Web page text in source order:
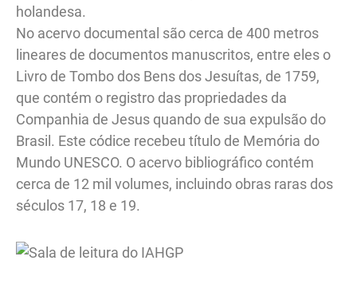
holandesa.
No acervo documental são cerca de 400 metros
lineares de documentos manuscritos, entre eles o
Livro de Tombo dos Bens dos Jesuítas, de 1759,
que contém o registro das propriedades da
Companhia de Jesus quando de sua expulsão do
Brasil. Este códice recebeu título de Memória do
Mundo UNESCO. O acervo bibliográfico contém
cerca de 12 mil volumes, incluindo obras raras dos
séculos 17, 18 e 19.